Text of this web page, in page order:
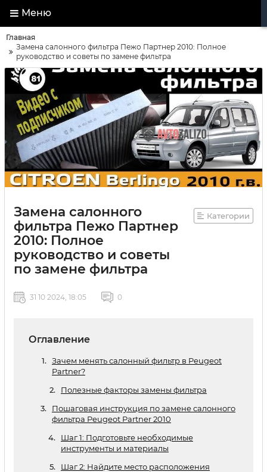
Меню
Главная
Замена салонного фильтра Пежо Партнер 2010: Полное
руководство и советы по замене фильтра
Замена салонного
фильтра Пежо Партнер
2010: Полное
руководство и советы
по замене фильтра
Категории
31 10 2024, 18:05 0
Оглавление
Зачем менять салонный фильтр в Peugeot
Partner?
Полезные факторы замены фильтра
Пошаговая инструкция по замене салонного
фильтра Peugeot Partner 2010
Шаг 1: Подготовьте необходимые
инструменты и материалы
Шаг 2: Найдите место расположения